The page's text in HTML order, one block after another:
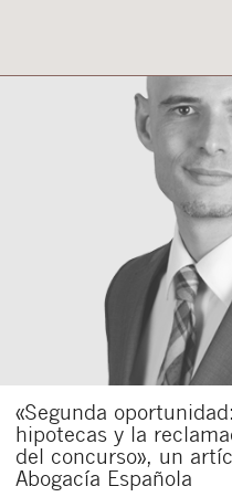
«Segunda
hipotecas y la
del concurso», un
Abogacía Española